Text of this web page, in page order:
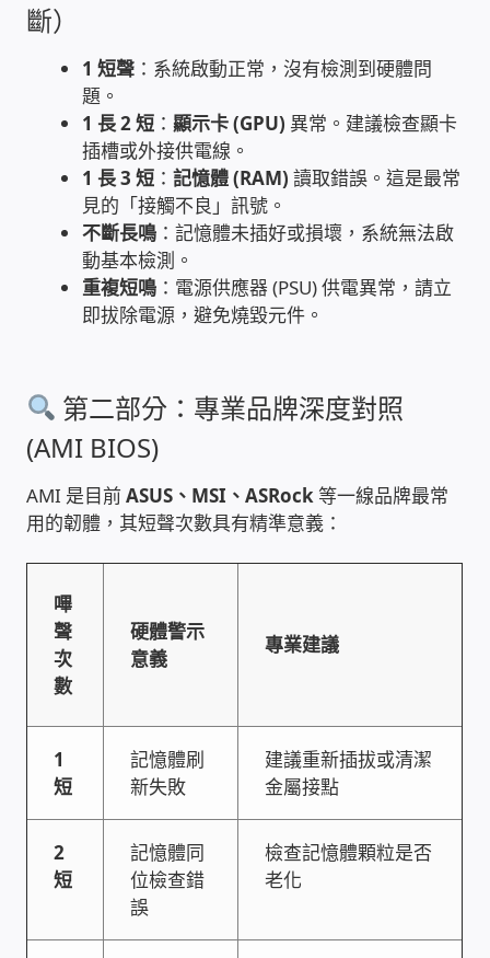
電腦資訊-實績案例
電話總機安裝維修-實績案例
聯絡我們
徵 伙伴
公益贊助、社會貢獻
家庭水電修繕
窗簾 窗飾 丈量安裝
電腦維修銷售
電腦維護合約
電腦租賃方案
捷元電腦 NUC迷你電腦 伺服器
遠距教學、在家辦公
斷）
1 短聲 ：系統啟動正常，沒有檢測到硬體問
題。
1 長 2 短 ：顯示卡 (GPU) 異常。建議檢查顯卡
插槽或外接供電線。
1 長 3 短 ：記憶體 (RAM) 讀取錯誤。這是最常
見的「接觸不良」訊號。
不斷長鳴 ：記憶體未插好或損壞，系統無法啟
動基本檢測。
重複短鳴 ：電源供應器 (PSU) 供電異常，請立
即拔除電源，避免燒毀元件。
第二部分：專業品牌深度對照
(AMI BIOS)
AMI 是目前ASUS、MSI、ASRock 等一線品牌最常
用的韌體，其短聲次數具有精準意義：
嗶
聲
次
數
硬體警示
意義
專業建議
1
短
記憶體刷
新失敗
建議重新插拔或清潔
金屬接點
2
短
記憶體同
位檢查錯
誤
檢查記憶體顆粒是否
老化